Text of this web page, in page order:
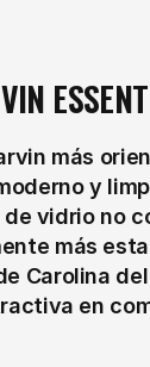
más
y
vidrio no
más
Carolina
en